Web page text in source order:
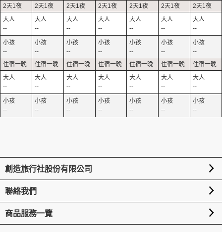
--
--
--
--
--
--
--
--
--
--
--
--
--
--
--
--
--
--
--
--
--
--
--
--
--
--
--
--
創造旅行社股份有限公司
聯絡我們
商品服務一覽